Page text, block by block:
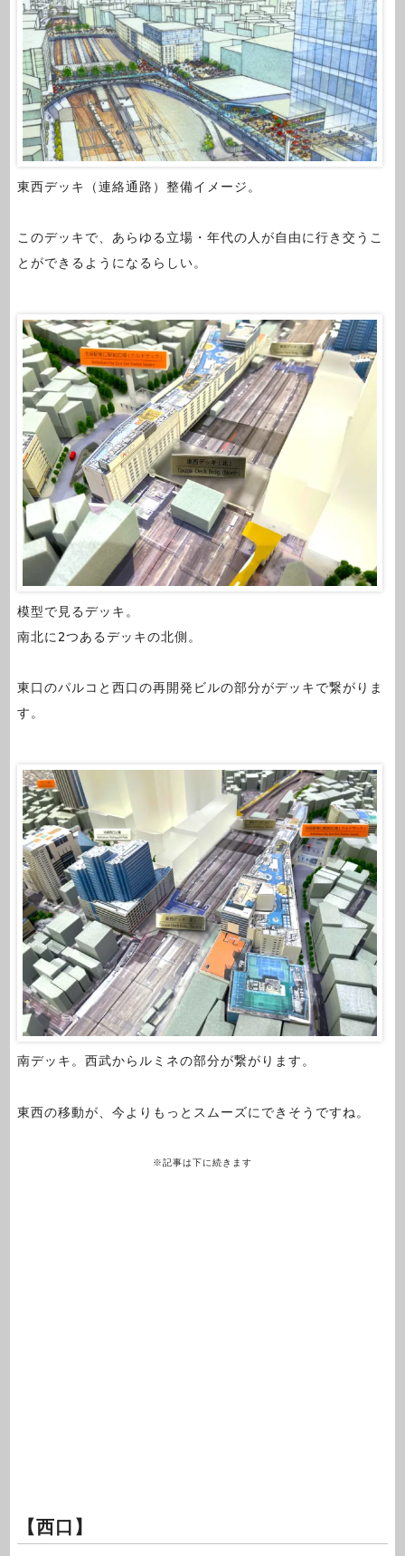
東西デッキ（連絡通路）整備イメージ。
このデッキで、あらゆる立場・年代の人が自由に行き交うこ
とができるようになるらしい。
模型で見るデッキ。
南北に2つあるデッキの北側。
東口のパルコと西口の再開発ビルの部分がデッキで繋がりま
す。
南デッキ。西武からルミネの部分が繋がります。
東西の移動が、今よりもっとスムーズにできそうですね。
※記事は下に続きます
【西口】